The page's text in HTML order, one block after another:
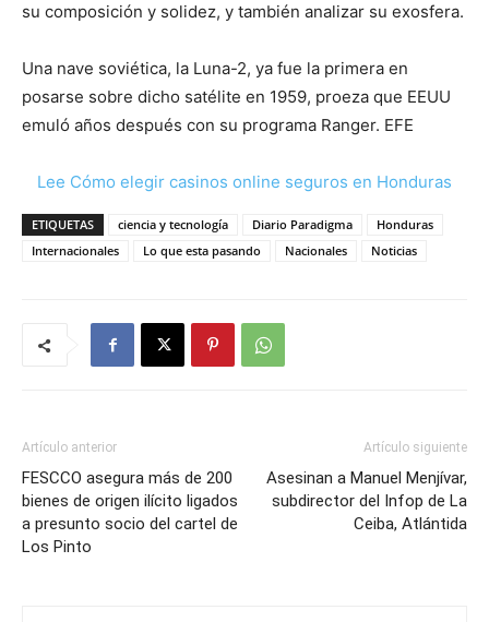
su composición y solidez, y también analizar su exosfera.
Una nave soviética, la Luna-2, ya fue la primera en
posarse sobre dicho satélite en 1959, proeza que EEUU
emuló años después con su programa Ranger. EFE
Lee Cómo elegir casinos online seguros en Honduras
ETIQUETAS ciencia y tecnología Diario Paradigma
Honduras
Internacionales
Lo que esta pasando Nacionales Noticias
Artículo anterior
FESCCO asegura más de 200
bienes de origen ilícito ligados
a presunto socio del cartel de
Los Pinto
Artículo siguiente
Asesinan a Manuel Menjívar,
subdirector del Infop de La
Ceiba, Atlántida